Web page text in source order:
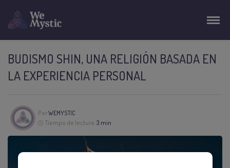
BUDISMO SHIN, UNA RELIGIÓN BASADA EN
LA EXPERIENCIA PERSONAL
PorWEMYSTIC
Tiempo de lectura: 3 min